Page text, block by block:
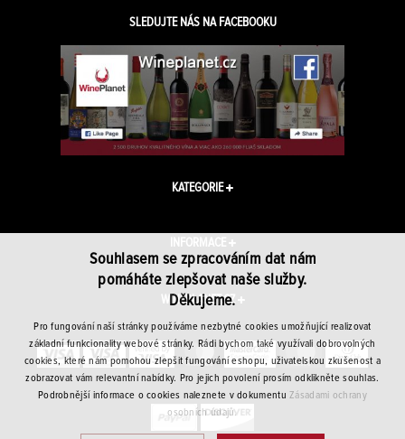
SLEDUJTE NÁS NA FACEBOOKU
KATEGORIE
INFORMACE
WINEPLANET.CZ
Souhlasem se zpracováním dat nám
pomáháte zlepšovat naše služby.
Děkujeme.
Pro fungování naší stránky používáme nezbytné cookies umožňující realizovat
základní funkcionality webové stránky. Rádi bychom také využívali dobrovolných
cookies, které nám pomohou zlepšit fungování eshopu, uživatelskou zkušenost a
zobrazovat vám relevantní nabídky. Pro jejich povolení prosím odklikněte souhlas.
Podrobnější informace o cookies naleznete v dokumentuZásadami ochrany
osobních údajů.